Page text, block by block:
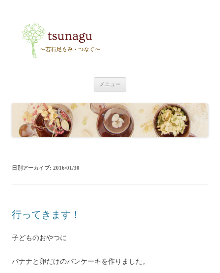
メニュー
ツ
へ
ス
キ
ッ
日別アーカイブ: 2016/01/30
行ってきます！
子どものおやつに
バナナと卵だけのパンケーキを作りました。